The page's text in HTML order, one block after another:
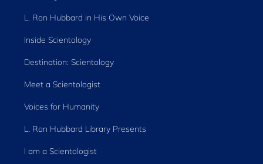
L. Ron Hubbard in His Own Voice
Inside Scientology
Destination: Scientology
Meet a Scientologist
Voices for Humanity
L. Ron Hubbard Library Presents
I am a Scientologist